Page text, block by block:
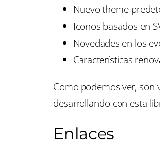
Nuevo theme
Iconos basados en
Novedades en los
Características
Como podemos ver, son
desarrollando con esta
Enlaces